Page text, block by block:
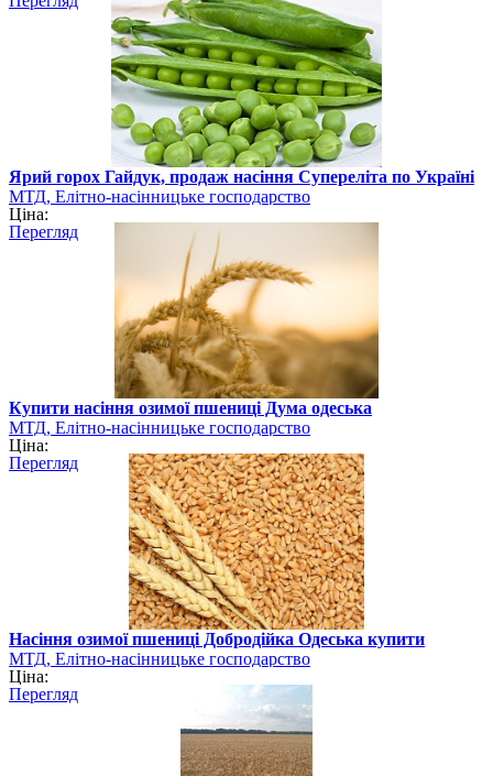
Ярий горох Гайдук, продаж насіння Супереліта по Україні
МТД, Елітно-насінницьке господарство
Ціна:
Перегляд
Купити насіння озимої пшениці Дума одеська
МТД, Елітно-насінницьке господарство
Ціна:
Перегляд
Насіння озимої пшениці Добродійка Одеська купити
МТД, Елітно-насінницьке господарство
Ціна:
Перегляд